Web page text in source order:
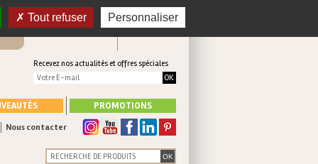
CONNEXION
CRÉER UN COMPTE
Mon panier
Recevez nos actualités et offres spéciales
PROMOTIONS
Nous contacter
Tout refuser Personnaliser